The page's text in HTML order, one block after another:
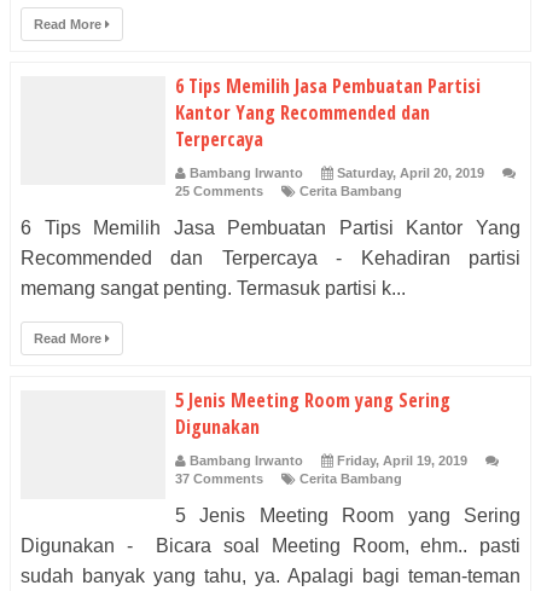
Read More
6 Tips Memilih Jasa Pembuatan Partisi
Kantor Yang Recommended dan
Terpercaya
Bambang Irwanto
Saturday, April 20, 2019
25 Comments
Cerita Bambang
6 Tips Memilih Jasa Pembuatan Partisi Kantor Yang
Recommended dan Terpercaya - Kehadiran partisi
memang sangat penting. Termasuk partisi k...
Read More
5 Jenis Meeting Room yang Sering
Digunakan
Bambang Irwanto
Friday, April 19, 2019
37 Comments
Cerita Bambang
5 Jenis Meeting Room yang Sering
Digunakan - Bicara soal Meeting Room, ehm.. pasti
sudah banyak yang tahu, ya. Apalagi bagi teman-teman